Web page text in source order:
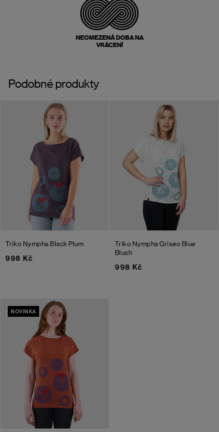
NEOMEZENÁ DOBA NA
VRÁCENÍ
Podobné produkty
Triko Nympha Black Plum
998 Kč
Triko Nympha Griseo Blue
Blush
998 Kč
NOVINKA